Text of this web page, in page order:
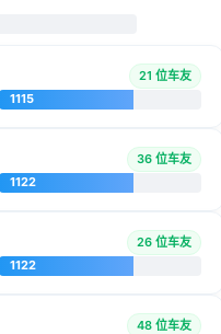
21 位车友
1115
36 位车友
1122
26 位车友
1122
48 位车友